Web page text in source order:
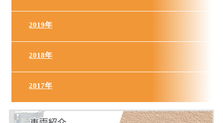
2019年
2018年
2017年